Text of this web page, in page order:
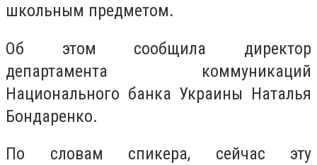
школьным предметом.
Об этом сообщила директор
департамента коммуникаций
Национального банка Украины Наталья
Бондаренко.
По словам спикера, сейчас эту